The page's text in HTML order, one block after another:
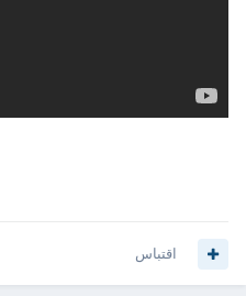
اقتباس